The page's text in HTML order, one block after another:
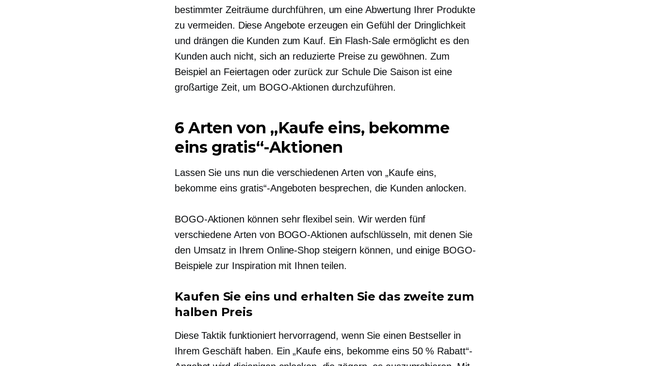
bestimmter Zeiträume durchführen, um eine Abwertung Ihrer Produkte
zu vermeiden. Diese Angebote erzeugen ein Gefühl der Dringlichkeit
und drängen die Kunden zum Kauf. Ein Flash-Sale ermöglicht es den
Kunden auch nicht, sich an reduzierte Preise zu gewöhnen. Zum
Beispiel an Feiertagen oder zurück zur SchuleDie Saison ist eine
großartige Zeit, um BOGO-Aktionen durchzuführen.
6 Arten von „Kaufe eins, bekomme
eins gratis“-Aktionen
Lassen Sie uns nun die verschiedenen Arten von „Kaufe eins,
bekomme eins gratis“-Angeboten besprechen, die Kunden anlocken.
BOGO-Aktionen können sehr flexibel sein. Wir werden fünf
verschiedene Arten von BOGO-Aktionen aufschlüsseln, mit denen Sie
den Umsatz in Ihrem Online-Shop steigern können, und einige BOGO-
Beispiele zur Inspiration mit Ihnen teilen.
Kaufen Sie eins und erhalten Sie das zweite zum
halben Preis
Diese Taktik funktioniert hervorragend, wenn Sie einen Bestseller in
Ihrem Geschäft haben. Ein „Kaufe eins, bekomme eins 50 % Rabatt“-